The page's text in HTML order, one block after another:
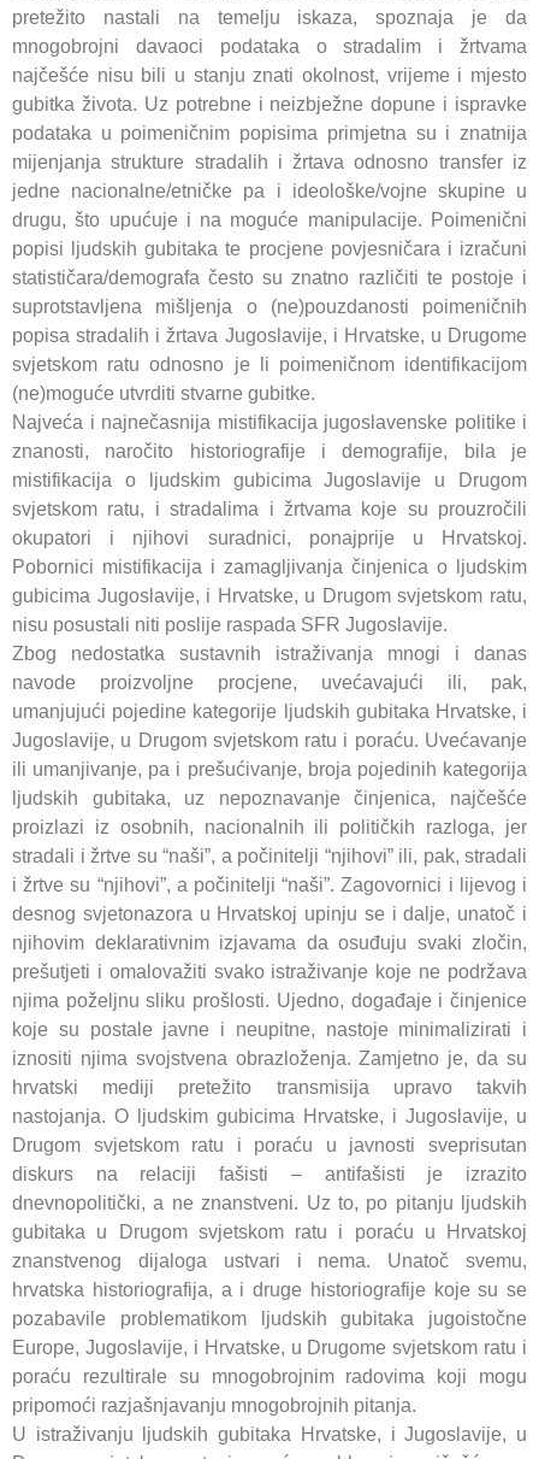
pretežito nastali na temelju iskaza, spoznaja je da
mnogobrojni davaoci podataka o stradalim i žrtvama
najčešće nisu bili u stanju znati okolnost, vrijeme i mjesto
gubitka života. Uz potrebne i neizbježne dopune i ispravke
podataka u poimeničnim popisima primjetna su i znatnija
mijenjanja strukture stradalih i žrtava odnosno transfer iz
jedne nacionalne/etničke pa i ideološke/vojne skupine u
drugu, što upućuje i na moguće manipulacije. Poimenični
popisi ljudskih gubitaka te procjene povjesničara i izračuni
statističara/demografa često su znatno različiti te postoje i
suprotstavljena mišljenja o (ne)pouzdanosti poimeničnih
popisa stradalih i žrtava Jugoslavije, i Hrvatske, u Drugome
svjetskom ratu odnosno je li poimeničnom identifikacijom
(ne)moguće utvrditi stvarne gubitke.
Najveća i najnečasnija mistifikacija jugoslavenske politike i
znanosti, naročito historiografije i demografije, bila je
mistifikacija o ljudskim gubicima Jugoslavije u Drugom
svjetskom ratu, i stradalima i žrtvama koje su prouzročili
okupatori i njihovi suradnici, ponajprije u Hrvatskoj.
Pobornici mistifikacija i zamagljivanja činjenica o ljudskim
gubicima Jugoslavije, i Hrvatske, u Drugom svjetskom ratu,
nisu posustali niti poslije raspada SFR Jugoslavije.
Zbog nedostatka sustavnih istraživanja mnogi i danas
navode proizvoljne procjene, uvećavajući ili, pak,
umanjujući pojedine kategorije ljudskih gubitaka Hrvatske, i
Jugoslavije, u Drugom svjetskom ratu i poraću. Uvećavanje
ili umanjivanje, pa i prešućivanje, broja pojedinih kategorija
ljudskih gubitaka, uz nepoznavanje činjenica, najčešće
proizlazi iz osobnih, nacionalnih ili političkih razloga, jer
stradali i žrtve su “naši”, a počinitelji “njihovi” ili, pak, stradali
i žrtve su “njihovi”, a počinitelji “naši”. Zagovornici i lijevog i
desnog svjetonazora u Hrvatskoj upinju se i dalje, unatoč i
njihovim deklarativnim izjavama da osuđuju svaki zločin,
prešutjeti i omalovažiti svako istraživanje koje ne podržava
njima poželjnu sliku prošlosti. Ujedno, događaje i činjenice
koje su postale javne i neupitne, nastoje minimalizirati i
iznositi njima svojstvena obrazloženja. Zamjetno je, da su
hrvatski mediji pretežito transmisija upravo takvih
nastojanja. O ljudskim gubicima Hrvatske, i Jugoslavije, u
Drugom svjetskom ratu i poraću u javnosti sveprisutan
diskurs na relaciji fašisti – antifašisti je izrazito
dnevnopolitički, a ne znanstveni. Uz to, po pitanju ljudskih
gubitaka u Drugom svjetskom ratu i poraću u Hrvatskoj
znanstvenog dijaloga ustvari i nema. Unatoč svemu,
hrvatska historiografija, a i druge historiografije koje su se
pozabavile problematikom ljudskih gubitaka jugoistočne
Europe, Jugoslavije, i Hrvatske, u Drugome svjetskom ratu i
poraću rezultirale su mnogobrojnim radovima koji mogu
pripomoći razjašnjavanju mnogobrojnih pitanja.
U istraživanju ljudskih gubitaka Hrvatske, i Jugoslavije, u